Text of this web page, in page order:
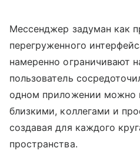
Мессенджер задуман как
перегруженного
намеренно ограничивают
пользователь
одном приложении можно
близкими, коллегами и
создавая для каждого
пространства.